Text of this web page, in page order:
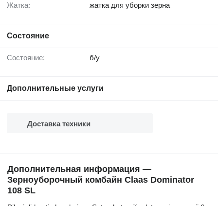
Жатка: жатка для уборки зерна
Состояние
Состояние: б/у
Дополнительные услуги
Доставка техники
Дополнительная информация —
Зерноуборочный комбайн Claas Dominator
108 SL